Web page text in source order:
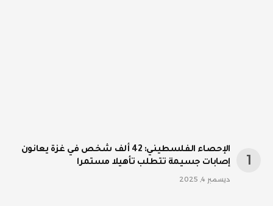
الإحصاء الفلسطيني: 42 ألف شخص في غزة يعانون
إصابات جسيمة تتطلب تأهيلا مستمرا
ديسمبر 4, 2025